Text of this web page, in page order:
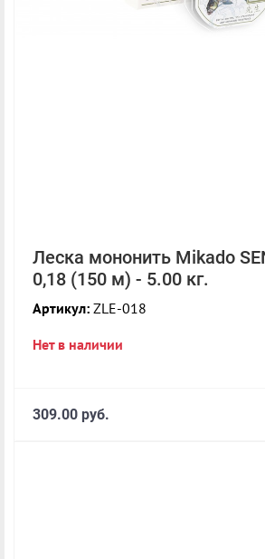
Леска мононить Mikado
0,18 (150 м) - 5.00 кг.
Артикул: ZLE-018
Нет в наличии
309.00 руб.